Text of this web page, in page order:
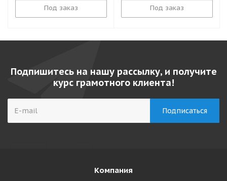
Под заказ Под заказ
Подпишитесь на нашу рассылку, и получите
курс грамотного клиента!
Компания